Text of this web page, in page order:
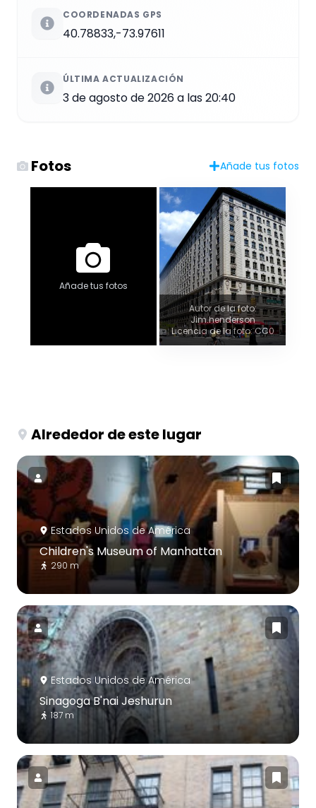
COORDENADAS GPS
40.78833,-73.97611
ÚLTIMA ACTUALIZACIÓN
3 de agosto de 2026 a las 20:40
Fotos Añade tus fotos
Añade tus fotos
Autor de la foto:
Jim.henderson
Licencia de la foto: CC0
Alrededor de este lugar
Estados Unidos de América
Children's Museum of Manhattan
290 m
Estados Unidos de América
Sinagoga B'nai Jeshurun
187 m